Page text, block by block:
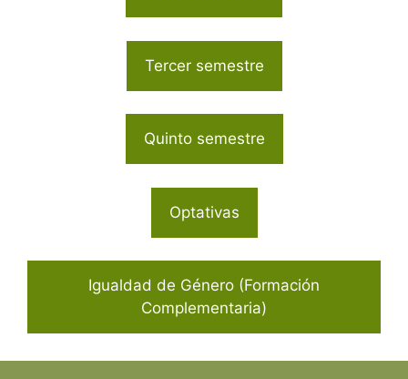
Tercer semestre
Quinto semestre
Optativas
Igualdad de Género (Formación
Complementaria)